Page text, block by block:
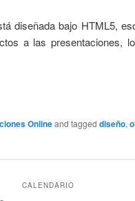
diseñada bajo HTML5,
a las presentaciones,
Onlineand taggeddiseño,
CALENDARIO